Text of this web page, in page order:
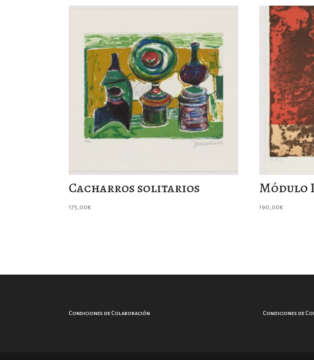
Cacharros solitarios
175,00€
Módulo I
190,00€
Condiciones de Colaboración Condiciones de